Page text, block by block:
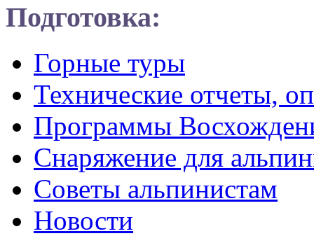
Подготовка:
Горные туры
Технические отчеты,
Программы
Снаряжение для
Советы альпинистам
Новости